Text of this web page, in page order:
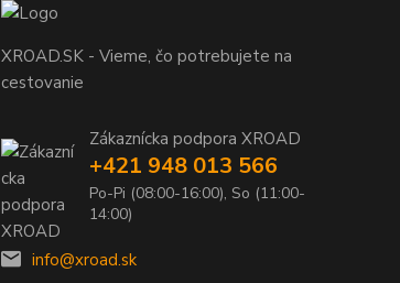
XROAD.SK - Vieme, čo potrebujete na
cestovanie
Zákaznícka podpora XROAD
+421 948 013 566
Po-Pi (08:00-16:00), So (11:00-
14:00)
info@xroad.sk